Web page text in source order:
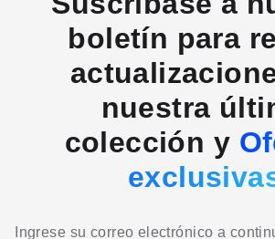
boletín para
nuestra
colección y
Ingrese su correo electrónico a